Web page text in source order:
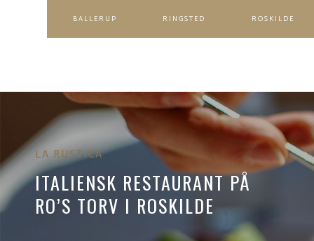
BALLERUP​ RINGSTED ROSKILDE
LA RUSTICA
ITALIENSK RESTAURANT PÅ
RO’S TORV I ROSKILDE